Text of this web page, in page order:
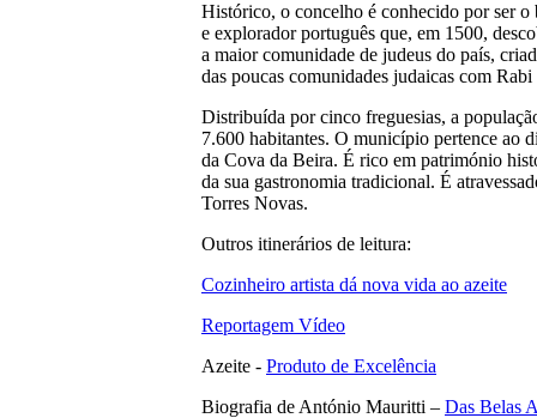
Histórico, o concelho é conhecido por ser
e explorador português que, em 1500,
a maior comunidade de judeus do país,
das poucas comunidades judaicas com
Distribuída por cinco freguesias, a
7.600 habitantes. O município pertence ao
da Cova da Beira. É rico em património
da sua gastronomia tradicional. É
Torres Novas.
Outros itinerários de leitura:
Cozinheiro artista dá nova vida ao azeite
Reportagem Vídeo
Azeite - Produto de Excelência
Biografia de António Mauritti – Das Belas